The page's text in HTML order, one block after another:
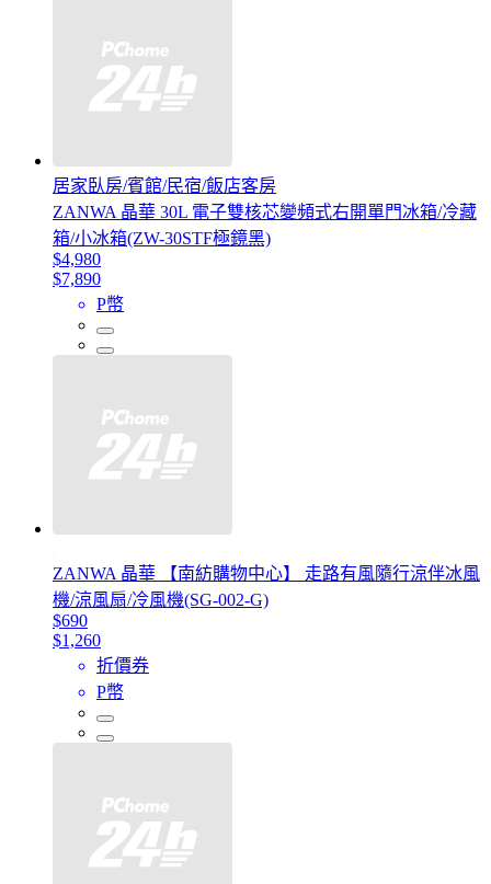
居家臥房/賓館/民宿/飯店客房
ZANWA 晶華 30L 電子雙核芯變頻式右開單門冰箱/冷藏
箱/小冰箱(ZW-30STF極鏡黑)
$4,980
$7,890
P幣
ZANWA 晶華 【南紡購物中心】 走路有風隨行涼伴冰風
機/涼風扇/冷風機(SG-002-G)
$690
$1,260
折價券
P幣